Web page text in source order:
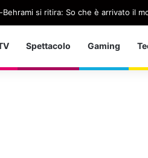
Behrami si ritira: So che è arrivato il
Spettacolo Gaming